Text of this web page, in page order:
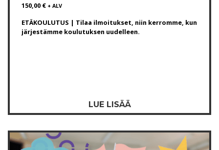
150,00 € + ALV
ETÄKOULUTUS | Tilaa ilmoitukset, niin kerromme, kun
järjestämme koulutuksen uudelleen.
LUE LISÄÄ